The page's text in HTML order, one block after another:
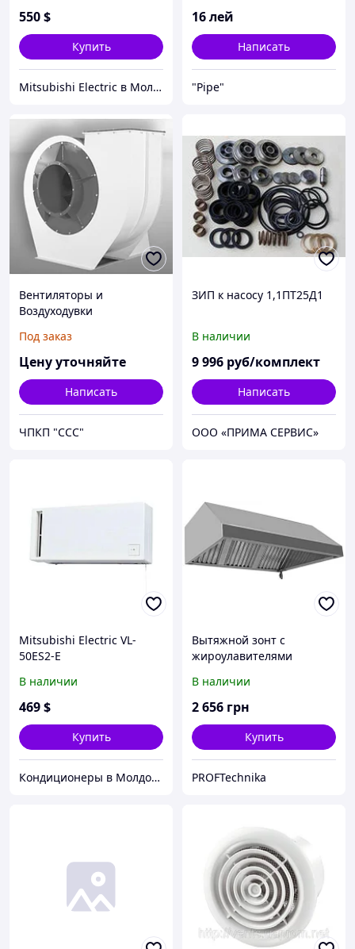
550$
Купить
Mitsubishi Electric в Молдове
16лей
Написать
"Pipe"
Вентиляторы и
Воздуходувки
Под заказ
Цену уточняйте
Написать
ЧПКП "ССС"
ЗИП к насосу 1,1ПТ25Д1
В наличии
9 996 руб/комплект
Написать
ООО «ПРИМА СЕРВИС»
Mitsubishi Electric VL-
50ES2-E
В наличии
469$
Купить
Кондиционеры в Молдове
Вытяжной зонт с
жироулавителями
В наличии
2 656 грн
Купить
PROFTechnika